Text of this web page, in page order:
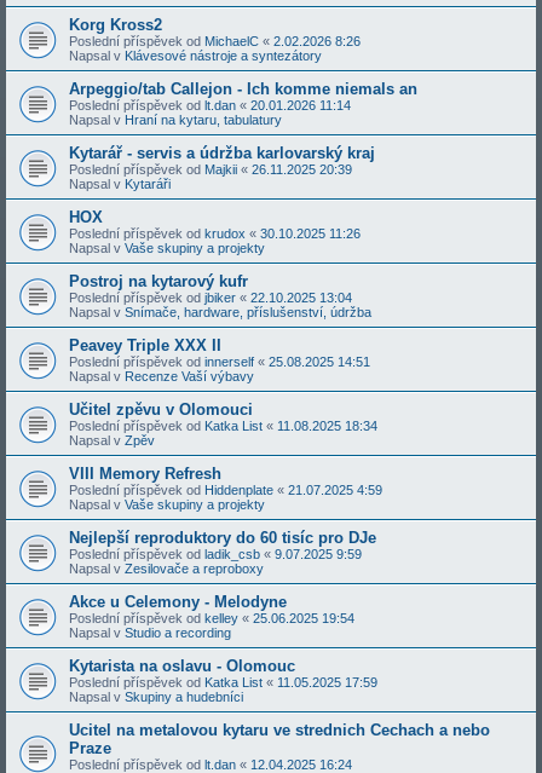
Korg Kross2
Poslední příspěvek od MichaelC « 2.02.2026 8:26
Napsal v Klávesové nástroje a syntezátory
Arpeggio/tab Callejon - Ich komme niemals an
Poslední příspěvek od lt.dan « 20.01.2026 11:14
Napsal v Hraní na kytaru, tabulatury
Kytarář - servis a údržba karlovarský kraj
Poslední příspěvek od Majkii « 26.11.2025 20:39
Napsal v Kytaráři
HOX
Poslední příspěvek od krudox « 30.10.2025 11:26
Napsal v Vaše skupiny a projekty
Postroj na kytarový kufr
Poslední příspěvek od jbiker « 22.10.2025 13:04
Napsal v Snímače, hardware, příslušenství, údržba
Peavey Triple XXX II
Poslední příspěvek od innerself « 25.08.2025 14:51
Napsal v Recenze Vaší výbavy
Učitel zpěvu v Olomouci
Poslední příspěvek od Katka List « 11.08.2025 18:34
Napsal v Zpěv
VIII Memory Refresh
Poslední příspěvek od Hiddenplate « 21.07.2025 4:59
Napsal v Vaše skupiny a projekty
Nejlepší reproduktory do 60 tisíc pro DJe
Poslední příspěvek od ladik_csb « 9.07.2025 9:59
Napsal v Zesilovače a reproboxy
Akce u Celemony - Melodyne
Poslední příspěvek od kelley « 25.06.2025 19:54
Napsal v Studio a recording
Kytarista na oslavu - Olomouc
Poslední příspěvek od Katka List « 11.05.2025 17:59
Napsal v Skupiny a hudebníci
Ucitel na metalovou kytaru ve strednich Cechach a nebo
Praze
Poslední příspěvek od lt.dan « 12.04.2025 16:24